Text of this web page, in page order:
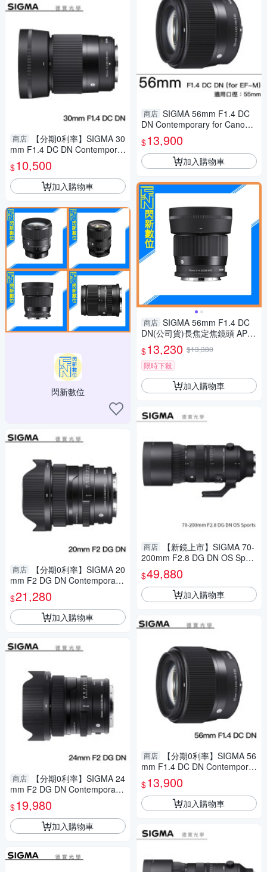
商店
【分期0利率】SIGMA 30
mm F1.4 DC DN Contemporar
y for FUJI X接環 恆伸公司貨
免運 德寶光學
$10,500
加入購物車
閃新數位
商店
【分期0利率】SIGMA 20
mm F2 DG DN Contemporary
For SONY E Mount 恆伸公司
貨 德寶光學 大光圈 雲海季
$21,280
加入購物車
商店
【分期0利率】SIGMA 24
mm F2 DG DN Contemporary
for E mount/L mount 恆伸公司
貨 免運 德寶光學 風景 大光圈
$19,980
加入購物車
商店 SIGMA 56mm F1.4 DC
DN Contemporary for Canon
EF-M接環 恆伸公司貨 24期0利
率 免運 德寶光學
$13,900
加入購物車
商店 SIGMA 56mm F1.4 DC
DN(公司貨)長焦定焦鏡頭 APS-
$13,230 $13,380
限時下殺
加入購物車
商店
【新鏡上市】SIGMA 70-
200mm F2.8 DG DN OS Sport
s for E mount 恆伸公司貨 飛羽
追星 棒球 必備
$49,880
加入購物車
商店
【分期0利率】SIGMA 56
mm F1.4 DC DN Contemporar
y for SONY E接環 恆伸公司貨
免運 德寶光學 定焦 大光圈
$13,900
加入購物車